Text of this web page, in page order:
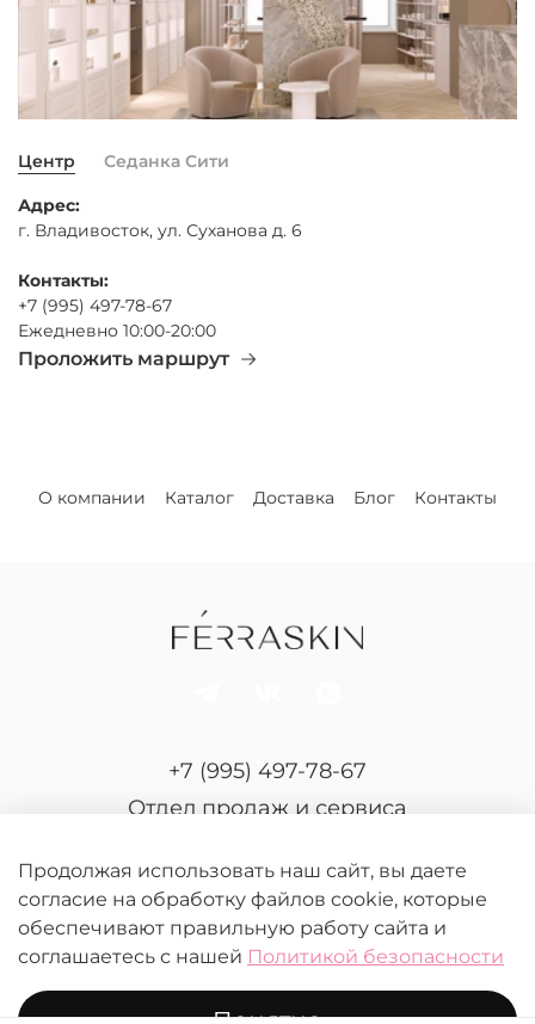
Центр Седанка Сити
Адрес:
г. Владивосток, ул. Суханова д. 6
Контакты:
+7 (995) 497-78-67
Ежедневно 10:00-20:00
Проложить маршрут
О компании Каталог Доставка Блог Контакты
+7 (995) 497-78-67
Отдел продаж и сервиса
© 2026 FERRASKIN.
Любое использование контента без письменного
Продолжая использовать наш сайт, вы даете
согласие на обработку файлов cookie, которые
обеспечивают правильную работу сайта и
соглашаетесь с нашей Политикой безопасности